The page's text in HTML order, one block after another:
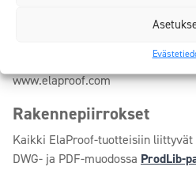
Tutustu ElaProof
www.elaproof.com
Rakennepiirrokset
Kaikki ElaProof-tuotteisiin
DWG- ja PDF-muodossa ProdLib-